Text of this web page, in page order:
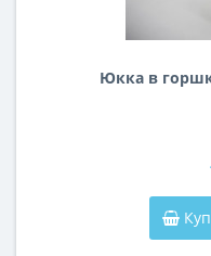
Юкка в